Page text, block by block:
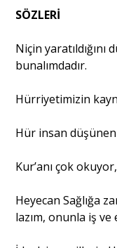
SÖZLERİ
Niçin
bunalımdadır.
Hürriyetimizin
Hür insan
Kur’anı çok
Heyecan Sağlığa
lazım, onunla iş